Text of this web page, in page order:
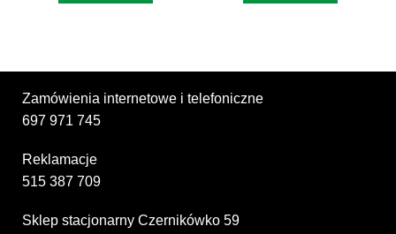
Zamówienia internetowe i telefoniczne
697 971 745
Reklamacje
515 387 709
Sklep stacjonarny Czernikówko 59